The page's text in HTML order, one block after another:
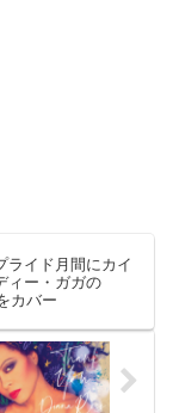
ライド月間にカイ
ィー・ガガの
カバー